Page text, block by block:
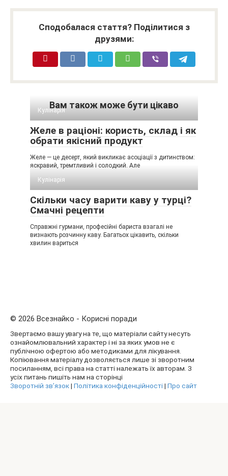
Сподобалася стаття? Поділитися з
друзями:
Вам також може бути цікаво
Кулінарія
Желе в раціоні: користь, склад і як
обрати якісний продукт
Желе — це десерт, який викликає асоціації з дитинством:
яскравий, тремтливий і солодкий. Але
Кулінарія
Скільки часу варити каву у турці?
Смачні рецепти
Справжні гурмани, професійні бариста взагалі не
визнають розчинну каву. Багатьох цікавить, скільки
хвилин вариться
© 2026 Всезнайко - Корисні поради
Звертаємо вашу увагу на те, що матеріали сайту несуть
ознайомлювальний характер і ні за яких умов не є
публічною офертою або методиками для лікування.
Копіювання матеріалу дозволяється лише зі зворотним
посиланням, всі права на статті належать їх авторам. З
усіх питань пишіть нам на сторінці
Зворотній зв’язок| Політика конфіденційності| Про сайт